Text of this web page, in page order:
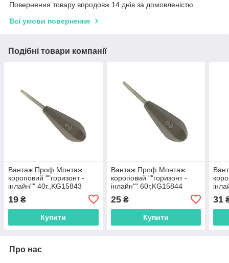
Повернення товару впродовж 14 днів за домовленістю
Всі умови повернення
Подібні товари компанії
Вантаж Проф Монтаж
короповий ""горизонт -
інлайн"" 40г.,KG15843
19 ₴
Купити
Вантаж Проф Монтаж
короповий ""горизонт -
інлайн"" 60г,KG15844
25₴
Купити
31
Про нас